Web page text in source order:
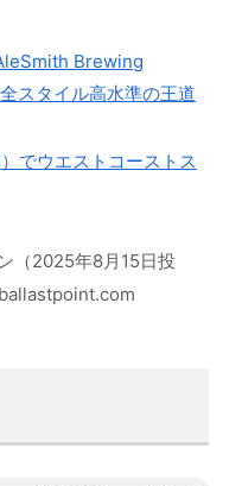
Brewing
スタイル高水準の王道
でウエストコーストス
（2025年8月15日投